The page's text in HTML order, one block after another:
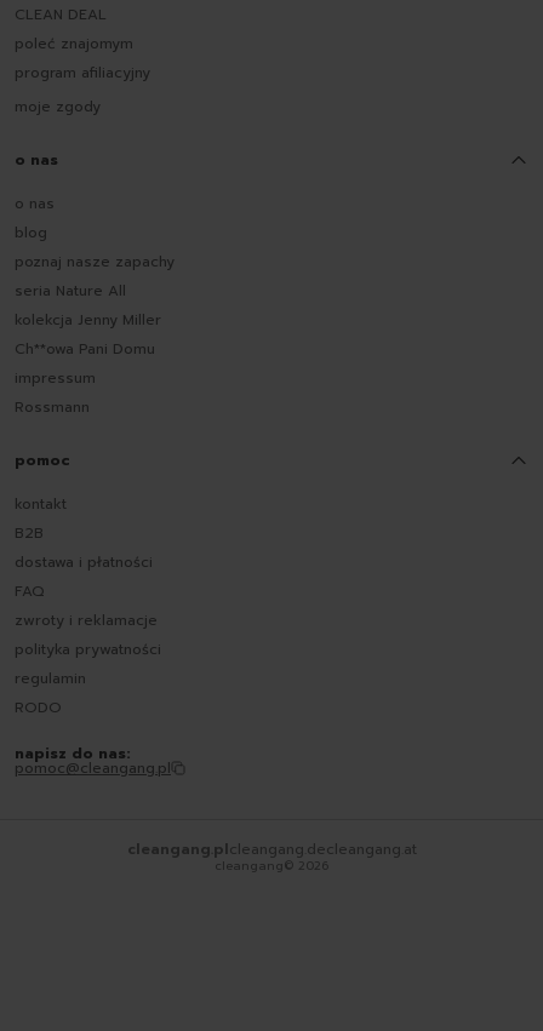
CLEAN DEAL
poleć znajomym
program afiliacyjny
moje zgody
o nas
o nas
blog
poznaj nasze zapachy
seria Nature All
kolekcja Jenny Miller
Ch**owa Pani Domu
impressum
Rossmann
pomoc
kontakt
B2B
dostawa i płatności
FAQ
zwroty i reklamacje
polityka prywatności
regulamin
RODO
napisz do nas:
pomoc@cleangang.pl
cleangang.plcleangang.decleangang.at
cleangang© 2026